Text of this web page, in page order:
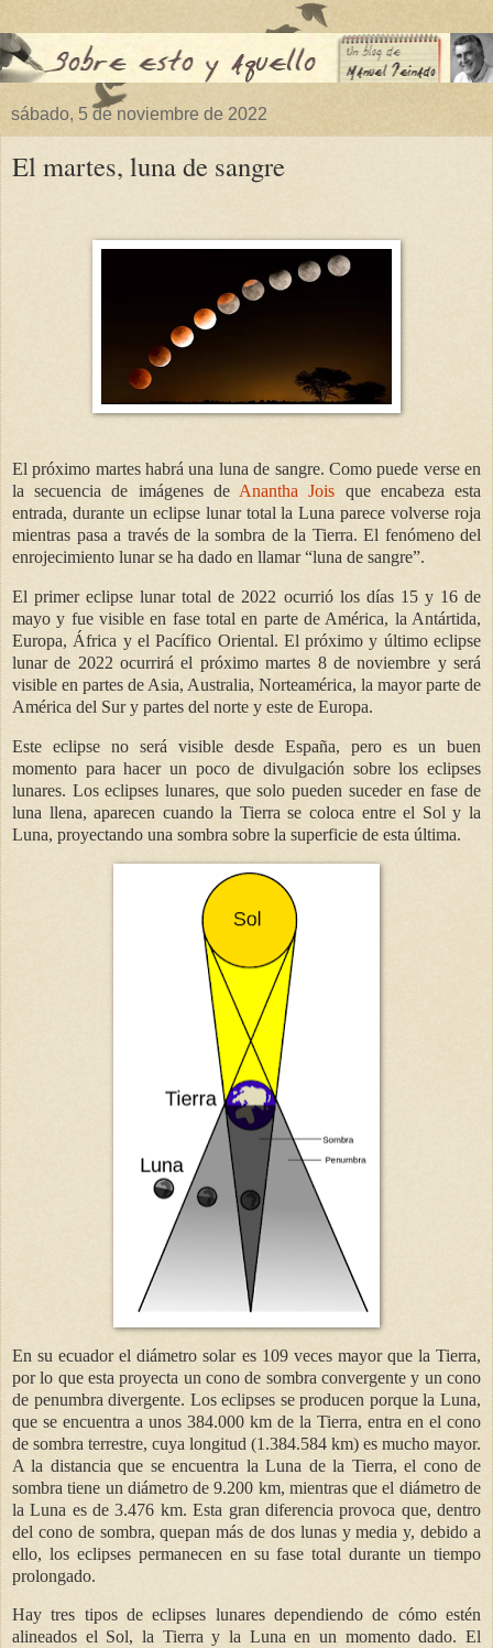
sábado, 5 de noviembre de 2022
El martes, luna de sangre
El próximo martes habrá una luna de sangre. Como puede verse en
la secuencia de imágenes de Anantha Jois que encabeza esta
entrada, durante un eclipse lunar total la Luna parece volverse roja
mientras pasa a través de la sombra de la Tierra. El fenómeno del
enrojecimiento lunar se ha dado en llamar “luna de sangre”.
El primer eclipse lunar total de 2022 ocurrió los días 15 y 16 de
mayo y fue visible en fase total en parte de América, la Antártida,
Europa, África y el Pacífico Oriental. El próximo y último eclipse
lunar de 2022 ocurrirá el próximo martes 8 de noviembre y será
visible en partes de Asia, Australia, Norteamérica, la mayor parte de
América del Sur y partes del norte y este de Europa.
Este eclipse no será visible desde España, pero es un buen
momento para hacer un poco de divulgación sobre los eclipses
lunares. Los eclipses lunares, que solo pueden suceder en fase de
luna llena, aparecen cuando la Tierra se coloca entre el Sol y la
Luna, proyectando una sombra sobre la superficie de esta última.
En su ecuador el diámetro solar es 109 veces mayor que la Tierra,
por lo que esta proyecta un cono de sombra convergente y un cono
de penumbra divergente. Los eclipses se producen porque la Luna,
que se encuentra a unos 384.000 km de la Tierra, entra en el cono
de sombra terrestre, cuya longitud (1.384.584 km) es mucho mayor.
A la distancia que se encuentra la Luna de la Tierra, el cono de
sombra tiene un diámetro de 9.200 km, mientras que el diámetro de
la Luna es de 3.476 km. Esta gran diferencia provoca que, dentro
del cono de sombra, quepan más de dos lunas y media y, debido a
ello, los eclipses permanecen en su fase total durante un tiempo
prolongado.
Hay tres tipos de eclipses lunares dependiendo de cómo estén
alineados el Sol, la Tierra y la Luna en un momento dado. El